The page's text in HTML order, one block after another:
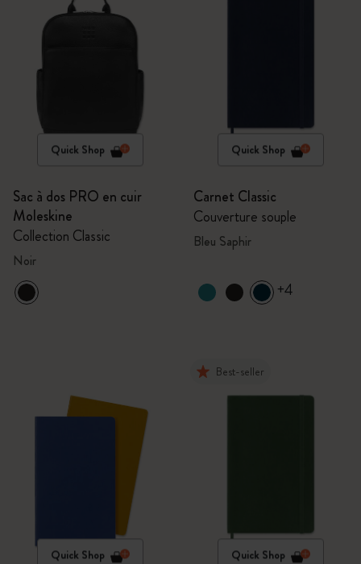
Quick Shop
Sac à dos PRO en cuir
Moleskine
Collection Classic
Noir
Quick Shop
Carnet Classic
Couverture souple
Bleu Saphir
+4
Quick Shop
Best-seller
Quick Shop